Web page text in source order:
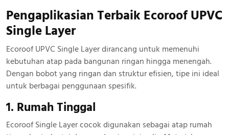
Pengaplikasian Terbaik Ecoroof UPVC
Single Layer
Ecoroof UPVC Single Layer dirancang untuk memenuhi
kebutuhan atap pada bangunan ringan hingga menengah.
Dengan bobot yang ringan dan struktur efisien, tipe ini ideal
untuk berbagai penggunaan spesifik.
1. Rumah Tinggal
Ecoroof Single Layer cocok digunakan sebagai atap rumah